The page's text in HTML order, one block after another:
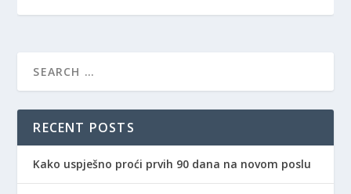
RECENT POSTS
Kako uspješno proći prvih 90 dana na novom poslu